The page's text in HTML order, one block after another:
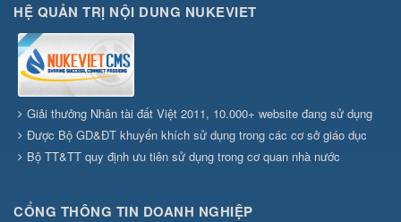
HỆ QUẢN TRỊ NỘI DUNG NUKEVIET
Giải thưởng Nhân tài đất Việt 2011, 10.000+ website đang sử dụng
Được Bộ GD&ĐT khuyến khích sử dụng trong các cơ sở giáo dục
Bộ TT&TT quy định ưu tiên sử dụng trong cơ quan nhà nước
CỔNG THÔNG TIN DOANH NGHIỆP